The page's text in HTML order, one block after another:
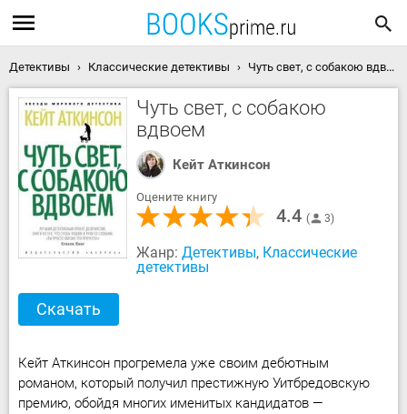
Детективы Классические детективы Чуть свет, с собакою вдвоем скачать книгу
Чуть свет, с собакою
вдвоем
Кейт Аткинсон
Оцените книгу
4.4 3
Жанр: Детективы, Классические
детективы
Скачать
Кейт Аткинсон прогремела уже своим дебютным
романом, который получил престижную Уитбредовскую
премию, обойдя многих именитых кандидатов —